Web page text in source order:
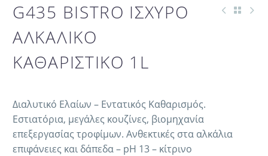
G435 BISTRO ΙΣΧΥΡΟ
ΑΛΚΑΛΙΚΟ
ΚΑΘΑΡΙΣΤΙΚΟ 1L
Διαλυτικό Ελαίων – Εντατικός Καθαρισμός.
Εστιατόρια, μεγάλες κουζίνες, βιομηχανία
επεξεργασίας τροφίμων. Ανθεκτικές στα αλκάλια
επιφάνειες και δάπεδα – pΗ 13 – κίτρινο